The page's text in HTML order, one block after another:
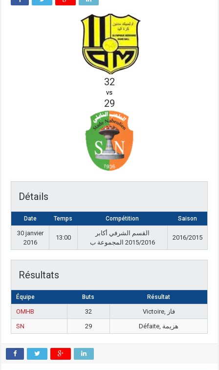
32
vs
29
Détails
Date Temps Compétition Saison
30 janvier
2016
13:00
القسم الشرفي أكابر
2015/2016 المجموعة ب
2016/2015
Résultats
Équipe Buts Résultat
OMHB 32
Victoire, فاز
SN
29 Défaite, هزيمة